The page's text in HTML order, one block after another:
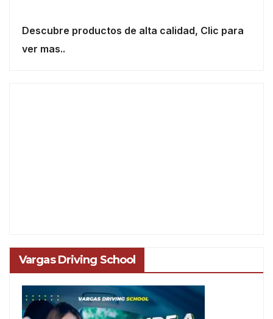
Descubre productos de alta calidad, Clic para
ver mas..
Vargas Driving School